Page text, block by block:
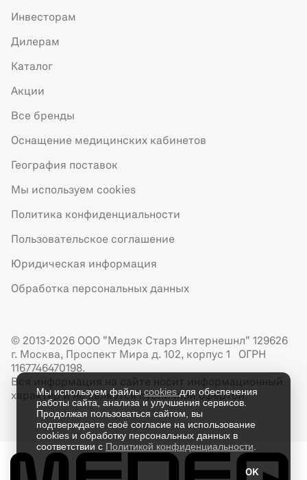
Инвесторам
Дилерам
Каталог
Акции
Все бренды
Оснащение медицинских кабинетов
География поставок
Мы используем cookies
Политика конфиденциальности
Пользовательское соглашение
Юридическая информация
Обработка персональных данных
© 2013-2026 ООО "Медэк Старз Интернешнл" 129626
г. Москва, Проспект Мира д. 102, корпус 1 ОГРН
1167746470198.
Вся информация на сайте носит информационный
характер и не является публичной офертой.
Мы используем файлыcookies для обеспечения
работы сайта, анализа и улучшения сервисов.
Продолжая пользоваться сайтом, вы
подтверждаете своё согласие на использование
cookies и обработку персональных данных в
соответствии с Политикой конфиденциальности
OK